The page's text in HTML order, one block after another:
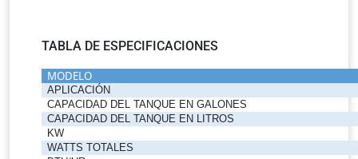
TABLA DE ESPECIFICACIONES
MODELO
APLICACIÓN
CAPACIDAD DEL TANQUE EN GALONES
CAPACIDAD DEL TANQUE EN LITROS
KW
WATTS TOTALES